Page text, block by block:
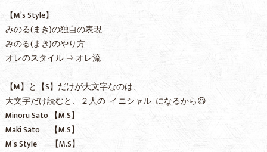
【M’s Style】
みのる(まき)の独自の表現
みのる(まき)のやり方
オレのスタイル ⇒ オレ流
【M】と【S】だけが大文字なのは、
大文字だけ読むと、２人の｢イニシャル｣になるから😆
Minoru Sato 【M.S】
Maki Sato 【M.S】
M’s Style 【M.S】